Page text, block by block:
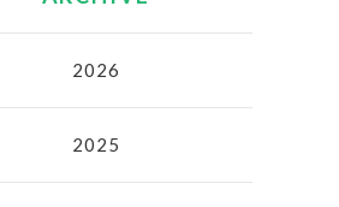
2026
2025